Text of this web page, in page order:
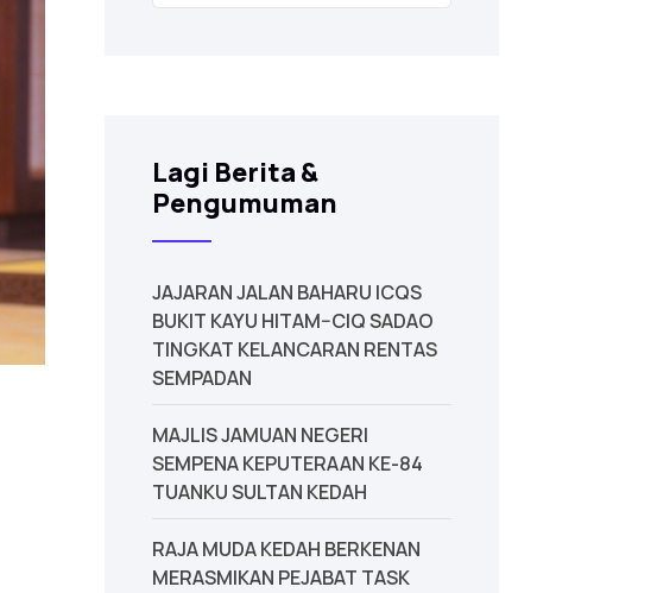
Lagi Berita &
Pengumuman
JAJARAN JALAN BAHARU ICQS
BUKIT KAYU HITAM–CIQ SADAO
TINGKAT KELANCARAN RENTAS
SEMPADAN
MAJLIS JAMUAN NEGERI
SEMPENA KEPUTERAAN KE-84
TUANKU SULTAN KEDAH
‎RAJA MUDA KEDAH BERKENAN
MERASMIKAN PEJABAT TASK